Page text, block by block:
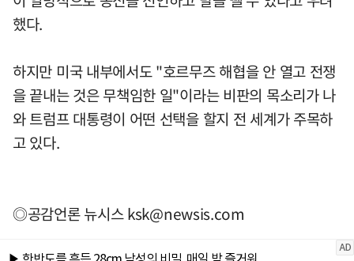
했다.
하지만 미국 내부에서도 "호르무즈 해협을 안 열고 전쟁
을 끝내는 것은 무책임한 일"이라는 비판의 목소리가 나
와 트럼프 대통령이 어떤 선택을 할지 전 세계가 주목하
고 있다.
◎공감언론 뉴시스ksk@newsis.com